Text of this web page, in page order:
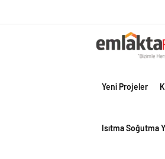
Yeni Projeler
Isıtma Soğutma